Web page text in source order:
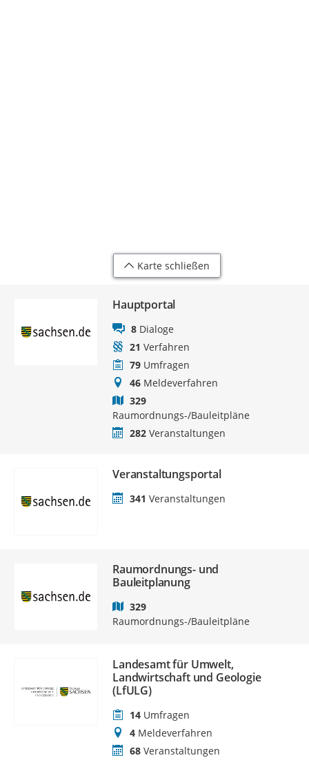
Karte schließen
Hauptportal
8 Dialoge
21 Verfahren
79 Umfragen
46 Meldeverfahren
329
Raumordnungs-/Bauleitpläne
282 Veranstaltungen
Veranstaltungsportal
341 Veranstaltungen
Raumordnungs- und
Bauleitplanung
329
Raumordnungs-/Bauleitpläne
Landesamt für Umwelt,
Landwirtschaft und Geologie
(LfULG)
14 Umfragen
4 Meldeverfahren
68 Veranstaltungen